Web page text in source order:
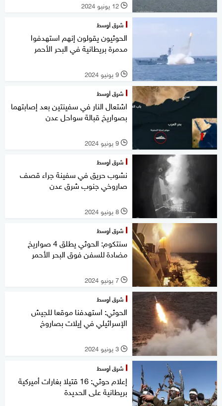
l 12 يونيو 2024
شرق أوسط
الحوثيون يقولون إنهم استهدفوا
مدمرة بريطانية في البحر الأحمر
l 9 يونيو 2024
شرق أوسط
اشتعال النار في سفينتين بعد إصابتهما
بصواريخ قبالة سواحل عدن
l 9 يونيو 2024
شرق أوسط
نشوب حريق في سفينة جراء قصف
صاروخي جنوب شرق عدن
l 8 يونيو 2024
شرق أوسط
سنتكوم: الحوثي يطلق 4 صواريخ
مضادة للسفن فوق البحر الأحمر
l 7 يونيو 2024
شرق أوسط
الحوثي: استهدفنا موقعا للجيش
الإسرائيلي في إيلات بصاروخ
l 3 يونيو 2024
شرق أوسط
إعلام حوثي: 16 قتيلا بغارات أميركية
بريطانية على الحديدة